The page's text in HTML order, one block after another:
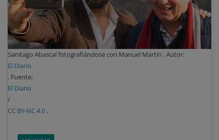
Sanitago Abascal fotografiándose con Manuel Martín . Autor:
El Diario
. Fuente:
El Diario
/
CC BY-NC 4.0 .